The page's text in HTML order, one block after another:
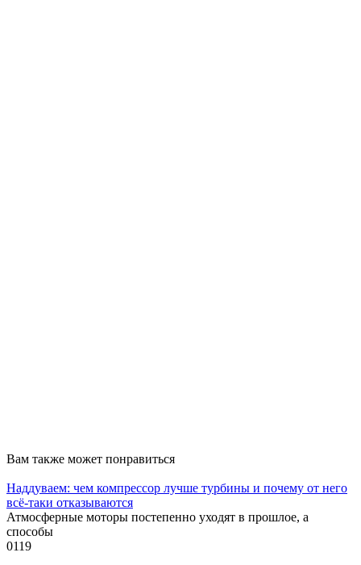
Вам также может понравиться
Наддуваем: чем компрессор лучше турбины и почему от него
всё-таки отказываются
Атмосферные моторы постепенно уходят в прошлое, а
способы
0119